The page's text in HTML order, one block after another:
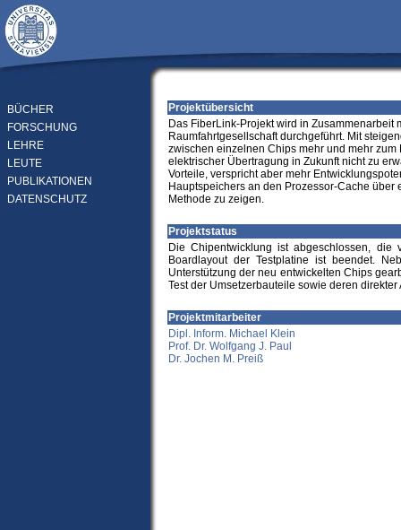
Projektübersicht
Das FiberLink-Projekt wird in Zusammenarbeit
Raumfahrtgesellschaft durchgeführt. Mit
zwischen einzelnen Chips mehr und mehr
elektrischer Übertragung in Zukunft nicht zu
Vorteile, verspricht aber mehr
Hauptspeichers an den Prozessor-Cache
Methode zu zeigen.
Projektstatus
Die Chipentwicklung ist abgeschlossen,
Boardlayout der Testplatine ist beendet.
Unterstützung der neu entwickelten Chips
Test der Umsetzerbauteile sowie deren
Projektmitarbeiter
Dipl. Inform. Michael Klein
Prof. Dr. Wolfgang J. Paul
Dr. Jochen M. Preiß
BÜCHER
FORSCHUNG
LEHRE
LEUTE
PUBLIKATIONEN
DATENSCHUTZ